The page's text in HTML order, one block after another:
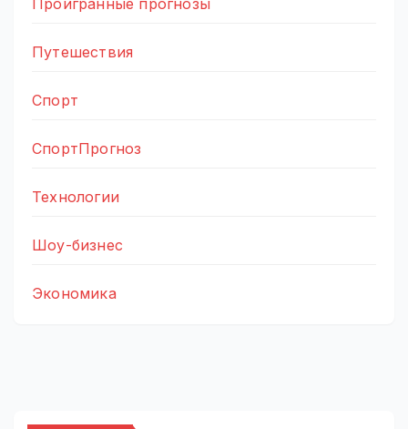
Путешествия
Спорт
СпортПрогноз
Технологии
Шоу-бизнес
Экономика